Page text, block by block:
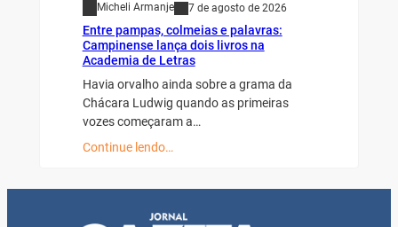
Micheli Armanje 7 de agosto de 2026
Entre pampas, colmeias e palavras:
Campinense lança dois livros na
Academia de Letras
Havia orvalho ainda sobre a grama da
Chácara Ludwig quando as primeiras
vozes começaram a…
Continue lendo…